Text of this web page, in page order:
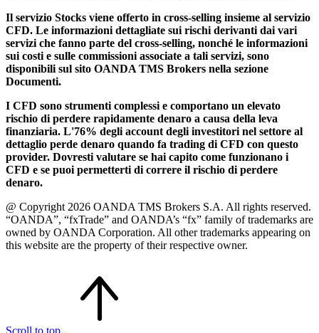
Il servizio Stocks viene offerto in cross-selling insieme al servizio
CFD. Le informazioni dettagliate sui rischi derivanti dai vari
servizi che fanno parte del cross-selling, nonché le informazioni
sui costi e sulle commissioni associate a tali servizi, sono
disponibili sul sito OANDA TMS Brokers nella sezione
Documenti.
I CFD sono strumenti complessi e comportano un elevato
rischio di perdere rapidamente denaro a causa della leva
finanziaria. L'76% degli account degli investitori nel settore al
dettaglio perde denaro quando fa trading di CFD con questo
provider. Dovresti valutare se hai capito come funzionano i
CFD e se puoi permetterti di correre il rischio di perdere
denaro.
@ Copyright 2026 OANDA TMS Brokers S.A. All rights reserved.
“OANDA”, “fxTrade” and OANDA’s “fx” family of trademarks are
owned by OANDA Corporation. All other trademarks appearing on
this website are the property of their respective owner.
Scroll to top